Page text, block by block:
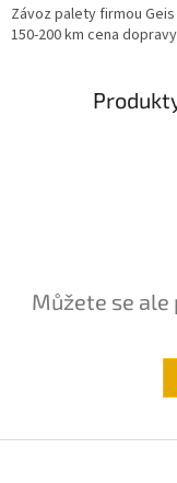
Závoz palety firmou
150-200 km cena
Můžete se